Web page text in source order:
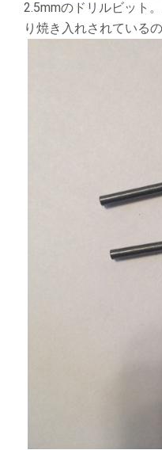
2.5mmのドリルビット
り焼き入れされている